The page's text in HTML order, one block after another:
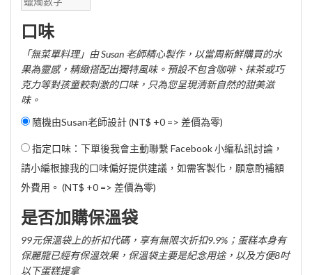
口味
「無菜單料理」由 Susan 老師精心製作，以當周新鮮購買的水
果為靈感，精緻搭配出獨特風味。預設不包含咖啡、抹茶或巧
克力等對孩童較刺激的口味，只為您呈現清新自然的甜美滋
味。
隨機由Susan老師設計 (NT$ +0 => 差價為零)
指定口味：下單後我會主動聯繫 Facebook 小編私訊討論，
請小編根據我的口味偏好提供建議，如需客製化，願意酌補額
外費用。 (NT$ +0 => 差價為零)
是否加購保溫袋
99元保溫袋上的折扣代碼，享有無限次折扣9.9%；蛋糕本身有
保麗龍已經有保溫效果，保溫袋主要是紀念用途，以及方便8吋
以下蛋糕提拿